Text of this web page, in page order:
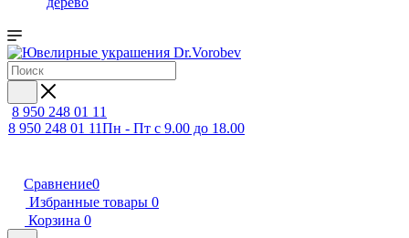
8 950 248 01 11
8 950 248 01 11Пн - Пт с 9.00 до 18.00
Сравнение0
Избранные товары 0
Корзина 0